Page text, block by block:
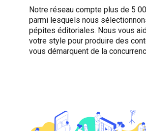
Notre réseau compte plus de 5
parmi lesquels nous
pépites éditoriales. Nous vous
votre style pour produire des
vous démarquent de la